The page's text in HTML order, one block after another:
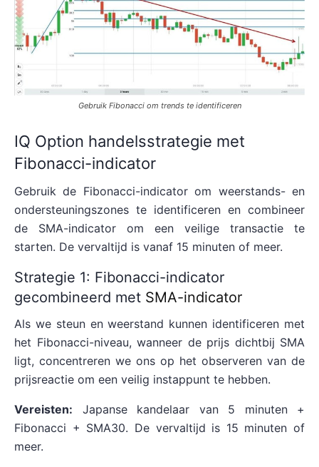
Gebruik Fibonacci om trends te identificeren
IQ Option handelsstrategie met
Fibonacci-indicator
Gebruik de Fibonacci-indicator om weerstands- en
ondersteuningszones te identificeren en combineer
de SMA-indicator om een veilige transactie te
starten. De vervaltijd is vanaf 15 minuten of meer.
Strategie 1: Fibonacci-indicator
gecombineerd met SMA-indicator
Als we steun en weerstand kunnen identificeren met
het Fibonacci-niveau, wanneer de prijs dichtbij SMA
ligt, concentreren we ons op het observeren van de
prijsreactie om een veilig instappunt te hebben.
Vereisten: Japanse kandelaar van 5 minuten +
Fibonacci + SMA30. De vervaltijd is 15 minuten of
meer.